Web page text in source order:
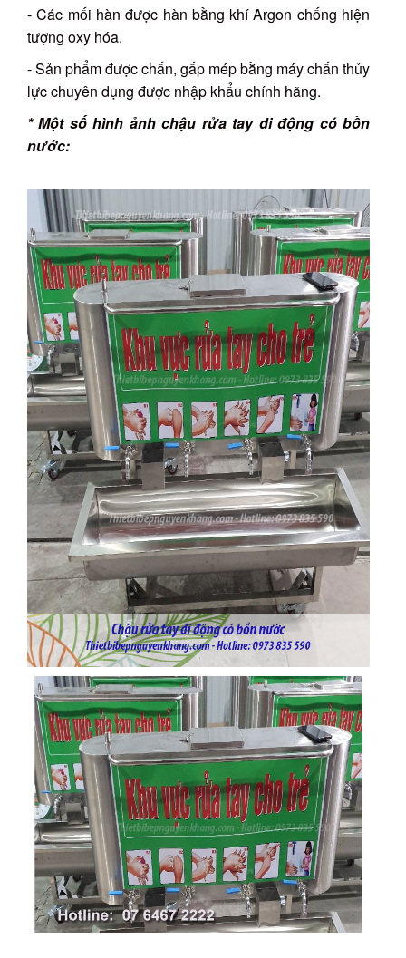
- Các mối hàn được hàn bằng khí Argon chống hiện
tượng oxy hóa.
- Sản phẩm được chấn, gấp mép bằng máy chấn thủy
lực chuyên dụng được nhập khẩu chính hãng.
* Một số hình ảnh chậu rửa tay di động có bồn
nước: